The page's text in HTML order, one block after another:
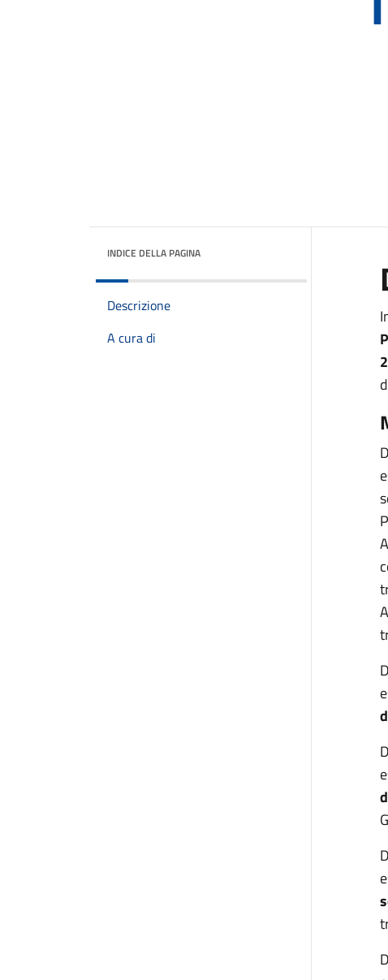
INDICE DELLA PAGINA
Descrizione
A cura di